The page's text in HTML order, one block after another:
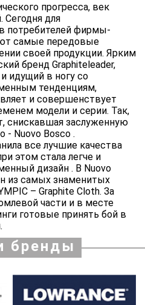
прогресса, век
Сегодня для
потребителей фирмы-
самые передовые
своей продукции. Ярким
бренд Graphiteleader,
идущий в ногу со
тенденциям,
и совершенствует
модели и серии. Так,
снискавшая заслуженную
- Nuovo Bosco .
все лучшие качества
этом стала легче и
дизайн . В Nuovo
из самых знаменитых
– Graphite Cloth. За
части и в месте
готовые принять бой в
бренды